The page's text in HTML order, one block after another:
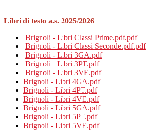
Libri di testo a.s. 2025/2026
Brignoli - Libri Classi Prime.pdf.pdf
Brignoli - Libri Classi Seconde.pdf.pdf
Brignoli - Libri 3GA.pdf
Brignoli - Libri 3PT.pdf
Brignoli - Libri 3VE.pdf
Brignoli - Libri 4GA.pdf
Brignoli - Libri 4PT.pdf
Brignoli - Libri 4VE.pdf
Brignoli - Libri 5GA.pdf
Brignoli - Libri 5PT.pdf
Brignoli - Libri 5VE.pdf